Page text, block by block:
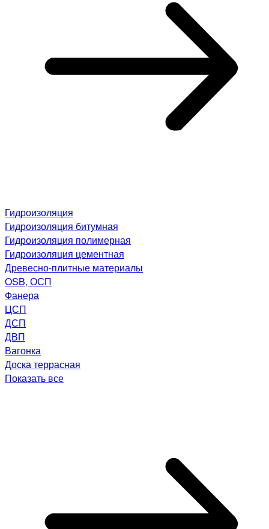
Гидроизоляция
Гидроизоляция битумная
Гидроизоляция полимерная
Гидроизоляция цементная
Древесно-плитные материалы
OSB, ОСП
Фанера
ЦСП
ДСП
ДВП
Вагонка
Доска террасная
Показать все